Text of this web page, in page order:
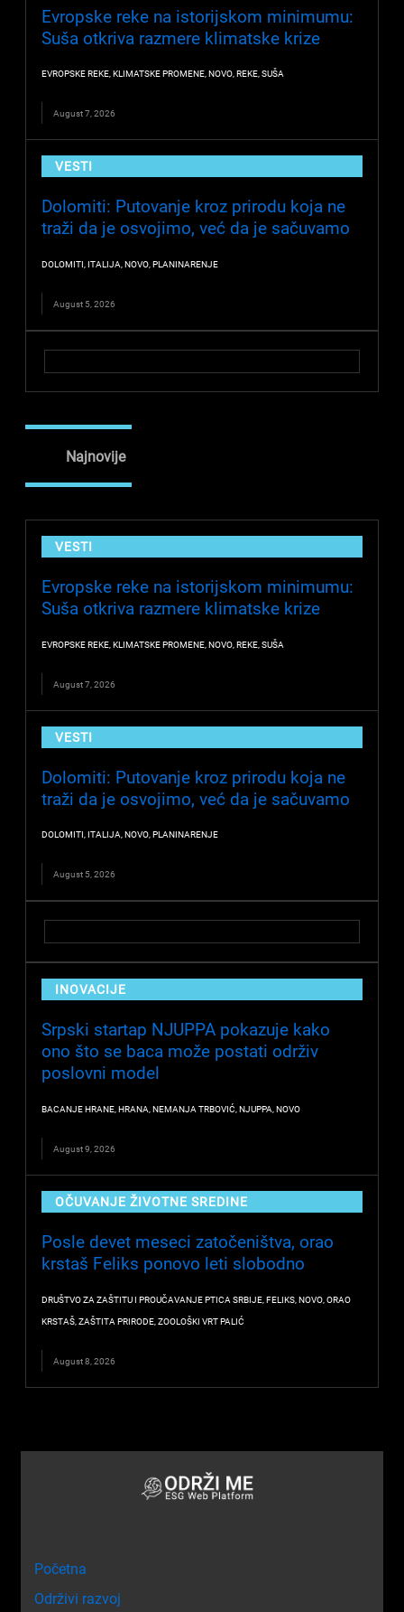
Evropske reke na istorijskom minimumu:
Suša otkriva razmere klimatske krize
EVROPSKE REKE,KLIMATSKE PROMENE,NOVO,REKE,SUŠA
August 7, 2026
VESTI
Dolomiti: Putovanje kroz prirodu koja ne
traži da je osvojimo, već da je sačuvamo
DOLOMITI,ITALIJA,NOVO,PLANINARENJE
August 5, 2026
Najnovije
VESTI
Evropske reke na istorijskom minimumu:
Suša otkriva razmere klimatske krize
EVROPSKE REKE KLIMATSKE PROMENE NOVO REKE SUŠA
August 7, 2026
VESTI
Dolomiti: Putovanje kroz prirodu koja ne
traži da je osvojimo, već da je sačuvamo
DOLOMITI,ITALIJA,NOVO,PLANINARENJE
August 5, 2026
INOVACIJE
Srpski startap NJUPPA pokazuje kako
ono što se baca može postati održiv
poslovni model
BACANJE HRANE,HRANA,NEMANJA TRBOVIĆ,NJUPPA,NOVO
August 9, 2026
OČUVANJE ŽIVOTNE SREDINE
Posle devet meseci zatočeništva, orao
krstaš Feliks ponovo leti slobodno
DRUŠTVO ZA ZAŠTITU I PROUČAVANJE PTICA SRBIJE,FELIKS,NOVO,ORAO
KRSTAŠ,ZAŠTITA PRIRODE,ZOOLOŠKI VRT PALIĆ
August 8, 2026
Početna
Održivi razvoj